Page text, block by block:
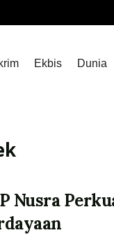
Ekbis Dunia
Nusra